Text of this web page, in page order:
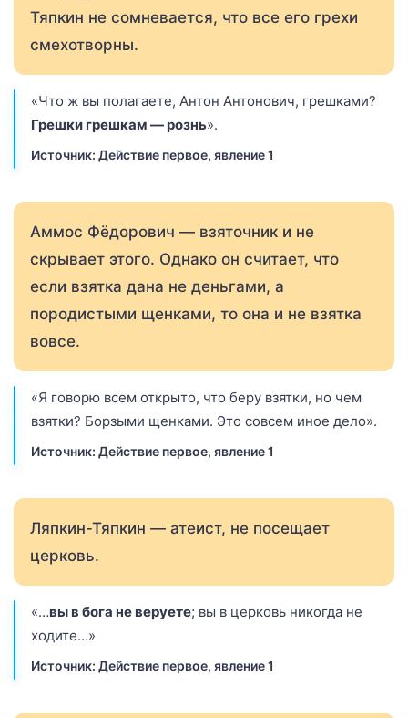
Тяпкин не сомневается, что все его грехи
смехотворны.
«Что ж вы полагаете, Антон Антонович, грешками?
Грешки грешкам — рознь».
Источник: Действие первое, явление 1
Аммос Фёдорович — взяточник и не
скрывает этого. Однако он считает, что
если взятка дана не деньгами, а
породистыми щенками, то она и не взятка
вовсе.
«Я говорю всем открыто, что беру взятки, но чем
взятки? Борзыми щенками. Это совсем иное дело».
Источник: Действие первое, явление 1
Ляпкин-Тяпкин — атеист, не посещает
церковь.
«…вы в бога не веруете; вы в церковь никогда не
ходите…»
Источник: Действие первое, явление 1